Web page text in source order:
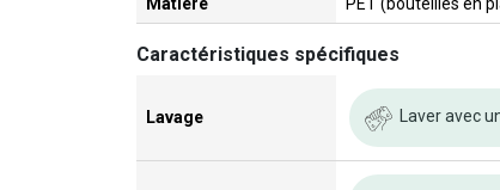
Caractéristiques spécifiques
Lavage Laver avec